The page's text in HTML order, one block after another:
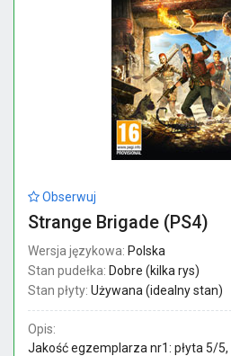
Obserwuj
Strange Brigade (PS4)
Wersja językowa: Polska
Stan pudełka: Dobre (kilka rys)
Stan płyty: Używana (idealny stan)
Opis:
Jakość egzemplarza nr1: płyta 5/